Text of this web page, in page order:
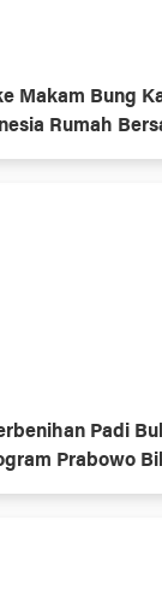
Makam Bung
Rumah
Padi
Prabowo